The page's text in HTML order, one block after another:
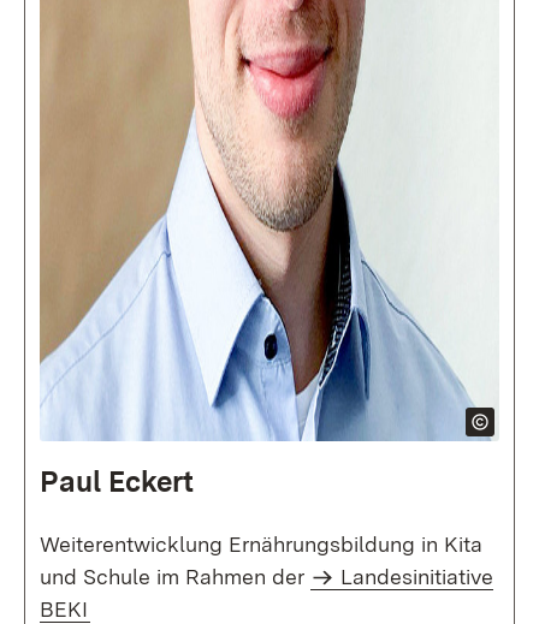
Paul Eckert
Weiterentwicklung Ernährungsbildung in Kita
und Schule im Rahmen der
Landesinitiative
BEKI